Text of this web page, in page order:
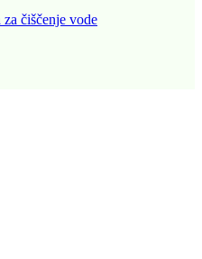
čiščenje vode